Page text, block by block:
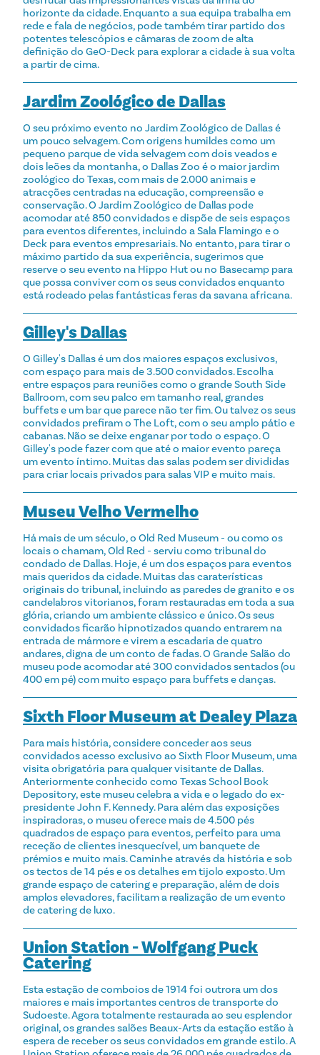
horizonte da cidade. Enquanto a sua equipa trabalha em
rede e fala de negócios, pode também tirar partido dos
potentes telescópios e câmaras de zoom de alta
definição do GeO-Deck para explorar a cidade à sua volta
a partir de cima.
Jardim Zoológico de Dallas
O seu próximo evento no Jardim Zoológico de Dallas é
um pouco selvagem. Com origens humildes como um
pequeno parque de vida selvagem com dois veados e
dois leões da montanha, o Dallas Zoo é o maior jardim
zoológico do Texas, com mais de 2.000 animais e
atracções centradas na educação, compreensão e
conservação. O Jardim Zoológico de Dallas pode
acomodar até 850 convidados e dispõe de seis espaços
para eventos diferentes, incluindo a Sala Flamingo e o
Deck para eventos empresariais. No entanto, para tirar o
máximo partido da sua experiência, sugerimos que
reserve o seu evento na Hippo Hut ou no Basecamp para
que possa conviver com os seus convidados enquanto
está rodeado pelas fantásticas feras da savana africana.
Gilley's Dallas
O Gilley's Dallas é um dos maiores espaços exclusivos,
com espaço para mais de 3.500 convidados. Escolha
entre espaços para reuniões como o grande South Side
Ballroom, com seu palco em tamanho real, grandes
buffets e um bar que parece não ter fim. Ou talvez os seus
convidados prefiram o The Loft, com o seu amplo pátio e
cabanas. Não se deixe enganar por todo o espaço. O
Gilley's pode fazer com que até o maior evento pareça
um evento íntimo. Muitas das salas podem ser divididas
para criar locais privados para salas VIP e muito mais.
Museu Velho Vermelho
Há mais de um século, o Old Red Museum - ou como os
locais o chamam, Old Red - serviu como tribunal do
condado de Dallas. Hoje, é um dos espaços para eventos
mais queridos da cidade. Muitas das caraterísticas
originais do tribunal, incluindo as paredes de granito e os
candelabros vitorianos, foram restauradas em toda a sua
glória, criando um ambiente clássico e único. Os seus
convidados ficarão hipnotizados quando entrarem na
entrada de mármore e virem a escadaria de quatro
andares, digna de um conto de fadas. O Grande Salão do
museu pode acomodar até 300 convidados sentados (ou
400 em pé) com muito espaço para buffets e danças.
Sixth Floor Museum at Dealey Plaza
Para mais história, considere conceder aos seus
convidados acesso exclusivo ao Sixth Floor Museum, uma
visita obrigatória para qualquer visitante de Dallas.
Anteriormente conhecido como Texas School Book
Depository, este museu celebra a vida e o legado do ex-
presidente John F. Kennedy. Para além das exposições
inspiradoras, o museu oferece mais de 4.500 pés
quadrados de espaço para eventos, perfeito para uma
receção de clientes inesquecível, um banquete de
prémios e muito mais. Caminhe através da história e sob
os tectos de 14 pés e os detalhes em tijolo exposto. Um
grande espaço de catering e preparação, além de dois
amplos elevadores, facilitam a realização de um evento
de catering de luxo.
Union Station - Wolfgang Puck
Catering
Esta estação de comboios de 1914 foi outrora um dos
maiores e mais importantes centros de transporte do
Sudoeste. Agora totalmente restaurada ao seu esplendor
original, os grandes salões Beaux-Arts da estação estão à
espera de receber os seus convidados em grande estilo. A